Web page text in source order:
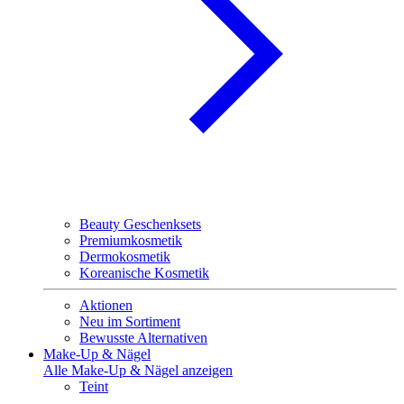
Beauty Geschenksets
Premiumkosmetik
Dermokosmetik
Koreanische Kosmetik
Aktionen
Neu im Sortiment
Bewusste Alternativen
Make-Up & Nägel
Alle Make-Up & Nägel anzeigen
Teint